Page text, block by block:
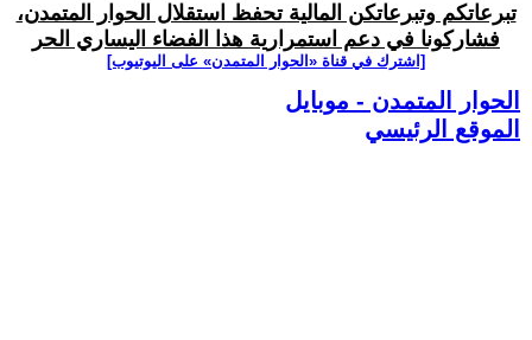
تبرعاتكم وتبرعاتكن المالية تحفظ استقلال الحوار المتمدن،
فشاركونا في دعم استمرارية هذا الفضاء اليساري الحر
[اشترك في قناة ‫«الحوار المتمدن» على اليوتيوب]
الحوار المتمدن - موبايل
الموقع الرئيسي